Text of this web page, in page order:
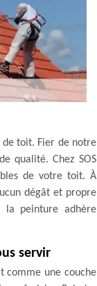
de toit. Fier de notre
qualité. Chez SOS
de votre toit. À
dégât et propre
peinture adhère
servir
comme une couche